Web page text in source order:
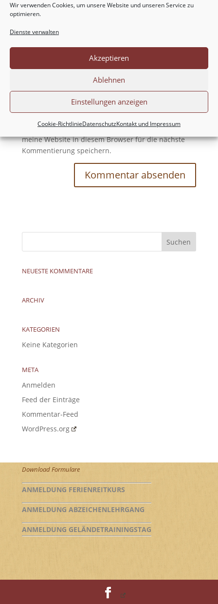
Wir verwenden Cookies, um unsere Website und unseren Service zu
optimieren.
Dienste verwalten
Akzeptieren
Ablehnen
Einstellungen anzeigen
Cookie-RichtlinieDatenschutzKontakt und Impressum
Meinen Namen, meine E-Mail-Adresse und
meine Website in diesem Browser für die nächste
Kommentierung speichern.
NEUESTE KOMMENTARE
ARCHIV
KATEGORIEN
Keine Kategorien
META
Anmelden
Feed der Einträge
Kommentar-Feed
WordPress.org
Download Formulare
ANMELDUNG FERIENREITKURS
ANMELDUNG ABZEICHENLEHRGANG
ANMELDUNG GELÄNDETRAININGSTAG